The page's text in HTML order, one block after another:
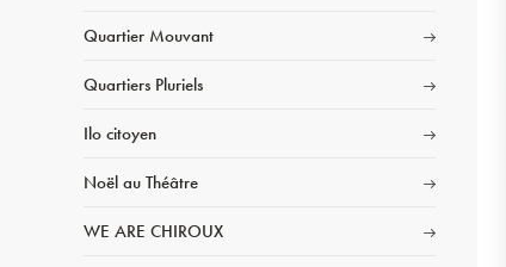
Quartier Mouvant
Quartiers Pluriels
Ilo citoyen
Noël au Théâtre
WE ARE CHIROUX